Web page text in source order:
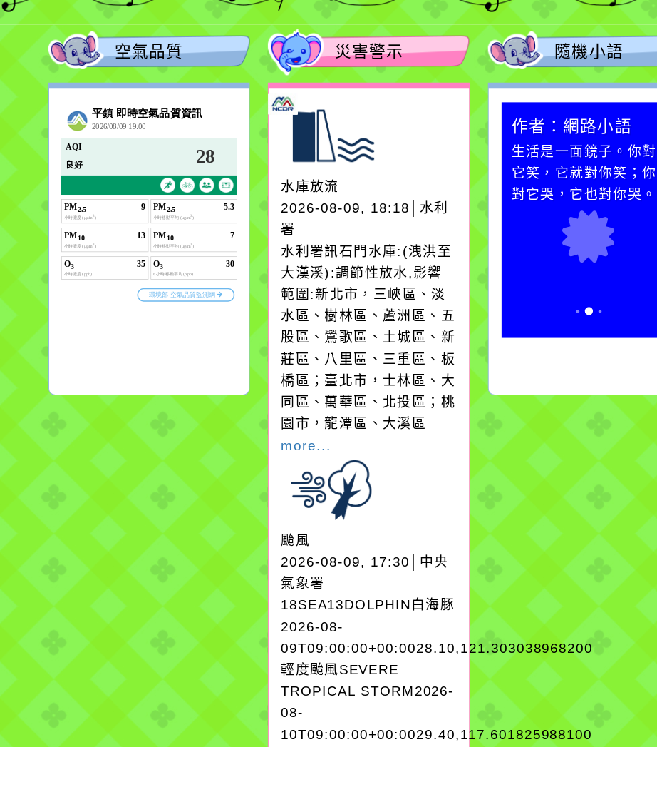
空氣品質 災害警示
水庫放流
2026-08-09, 18:18│水利
署
水利署訊石門水庫:(洩洪至
大漢溪):調節性放水,影響
範圍:新北市，三峽區、淡
水區、樹林區、蘆洲區、五
股區、鶯歌區、土城區、新
莊區、八里區、三重區、板
橋區；臺北市，士林區、大
同區、萬華區、北投區；桃
園市，龍潭區、大溪區
more...
颱風
2026-08-09, 17:30│中央
氣象署
18SEA13DOLPHIN白海豚
2026-08-
09T09:00:00+00:0028.10,121.303038968200
輕度颱風SEVERE
TROPICAL STORM2026-
08-
10T09:00:00+00:0029.40,117.601825988100
隨機小語
一杯清水因滴入一滴污
卻不會因一滴清水的存
在而變清澈。
作者：網路小語
生活是一面鏡子。你對
它笑，它就對你笑；你
對它哭，它也對你哭。